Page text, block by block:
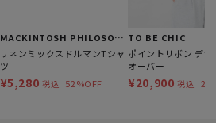
MACKINTOSH PHILOSOPHY
リネンミックスドルマンTシャ
ツ
¥5,280 税込 52%OFF
TO BE CHIC
ポイントリボン デザ
オーバー
¥20,900 税込